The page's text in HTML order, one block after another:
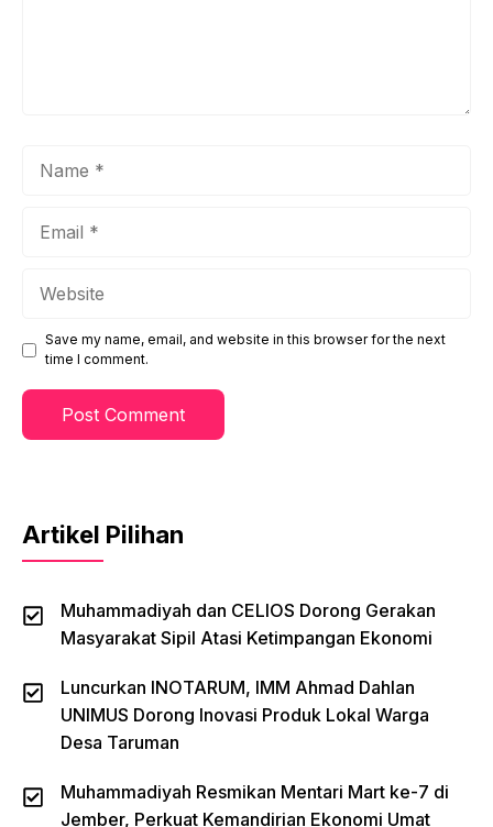
Save my name, email, and website in this browser for the next
time I comment.
Artikel Pilihan
Muhammadiyah dan CELIOS Dorong Gerakan
Masyarakat Sipil Atasi Ketimpangan Ekonomi
Luncurkan INOTARUM, IMM Ahmad Dahlan
UNIMUS Dorong Inovasi Produk Lokal Warga
Desa Taruman
Muhammadiyah Resmikan Mentari Mart ke-7 di
Jember, Perkuat Kemandirian Ekonomi Umat